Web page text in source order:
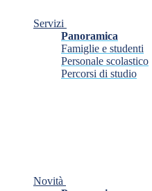
Servizi
Panoramica
Famiglie e studenti
Personale scolastico
Percorsi di studio
Novità